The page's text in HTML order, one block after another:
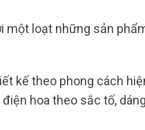
loạt những sản
kế theo phong cách
hoa theo sắc tố,